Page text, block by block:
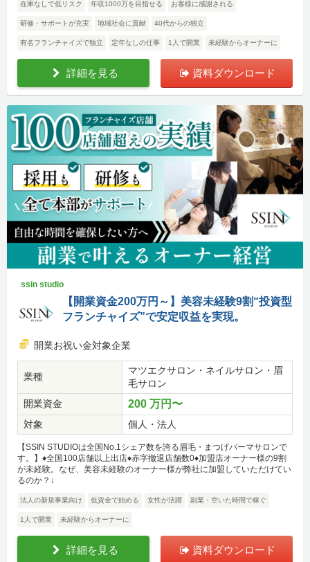
在庫なしで低リスク 年収1000万を目指せる お客様に感謝される
研修・サポートが充実 地域社会に貢献 40代からの独立
有名フランチャイズで独立 定年なしの仕事 1人で開業 未経験からオーナーに
詳細を見る 資料ダウンロード
ssin studio
【開業資金200万円～】美容未経験9割“投資型
フランチャイズ”で安定収益を実現。
開業お祝い金対象企業
業種
マツエクサロン・ネイルサロン・眉
毛サロン
開業資金
200 万円〜
対象 個人・法人
【SSIN STUDIOは全国No.1シェア数を誇る眉毛・まつげパーマサロンで
す。】♦全国100店舗以上出店♦赤字撤退店舗数0♦加盟店オーナー様の9割
が未経験。なぜ、美容未経験のオーナー様が弊社に加盟していただけてい
るのか？↓
法人の新規事業向け 低資金で始める 女性が活躍 副業・空いた時間で稼ぐ
1人で開業 未経験からオーナーに
詳細を見る 資料ダウンロード